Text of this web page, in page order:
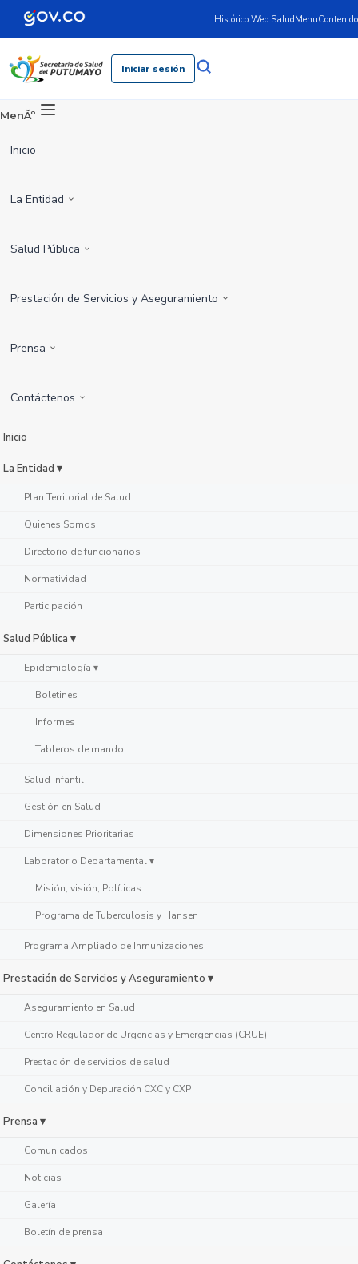
Histórico Web SaludMenuContenido
Iniciar sesión
MenÃº
Inicio
La Entidad
Salud Pública
Prestación de Servicios y Aseguramiento
Prensa
Contáctenos
Inicio
La Entidad ▾
Plan Territorial de Salud
Quienes Somos
Directorio de funcionarios
Normatividad
Participación
Salud Pública ▾
Epidemiología ▾
Boletines
Informes
Tableros de mando
Salud Infantil
Gestión en Salud
Dimensiones Prioritarias
Laboratorio Departamental ▾
Misión, visión, Políticas
Programa de Tuberculosis y Hansen
Programa Ampliado de Inmunizaciones
Prestación de Servicios y Aseguramiento ▾
Aseguramiento en Salud
Centro Regulador de Urgencias y Emergencias (CRUE)
Prestación de servicios de salud
Conciliación y Depuración CXC y CXP
Prensa ▾
Comunicados
Noticias
Galería
Boletín de prensa